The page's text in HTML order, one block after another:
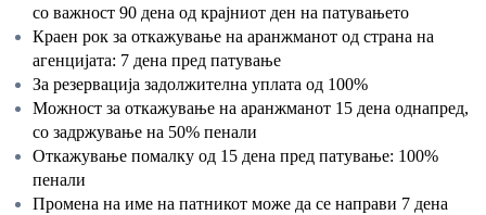
со важност 90 дена од крајниот ден на патувањето
Краен рок за откажување на аранжманот од страна на
агенцијата: 7 дена пред патување
За резервација задолжителна уплата од 100%
Можност за откажување на аранжманот 15 дена однапред,
со задржување на 50% пенали
Откажување помалку од 15 дена пред патување: 100%
пенали
Промена на име на патникот може да се направи 7 дена